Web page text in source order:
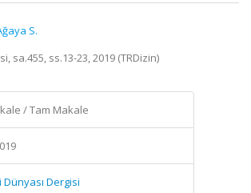
S.
sa.455, ss.13-23, 2019 (TRDizin)
/ Tam Makale
Dünyası Dergisi